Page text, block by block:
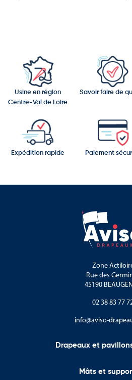
Usine en région
Centre-Val de Loire
Savoir faire de
Expédition rapide Paiement
Zone
Rue des
45190
02 38 83 77
info@aviso-
Drapeaux et
Mâts et